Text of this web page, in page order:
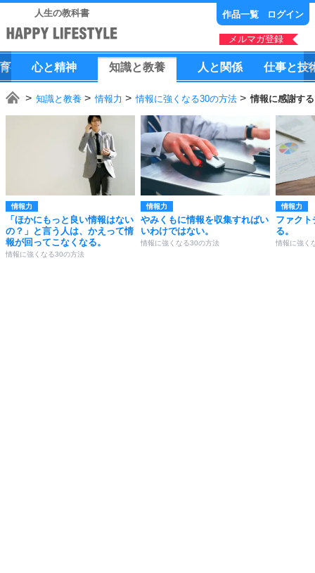
人生の教科書 作品一覧 ログイン
メルマガ登録
心と精神 知識と教養 人 と 関係 仕事と技
知識と教養 情報力 情報に強くなる30の方法 情報に感謝す
情報力
「ほかにもっと良い情報はない
の？」と言う人は、かえって情
報が回ってこなくなる。
情報に強くなる30の方法
情報力
やみくもに情報を収集すればい
いわけではない。
情報に強くなる30の方法
情報力
ファクト
る。
情報に強く